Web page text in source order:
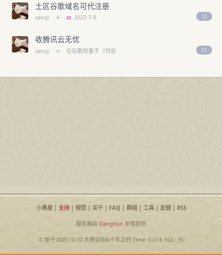
土区谷歌域名可代注册
sanqi ← zc 2023-7-8 12
收腾讯云无忧
sanqi ← 论坛散财童子 7月前 21
小黑屋| 支持| 规范| 关于| FAQ| 群组| 工具| 友链| RSS
服务器由 DangYun 友情提供
© 始于2020.10.10 大佬论坛&十年之约Time: 0.013, SQL: 31